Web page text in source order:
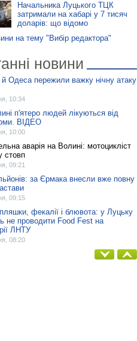
Начальника Луцького ТЦК
затримали на хабарі у 7 тисяч
доларів: що відомо
на тему "Вибір редактора"
новини
й Одеса пережили важку нічну атаку
10:34
п'ятеро людей лікуються від
ВІДЕО
10:00
аварія на Волині: мотоцикліст
стовп
09:21
за Єрмака внесли вже повну
09:15
фекалії і блювота: у Луцьку
не проводити Food Fest на
ЛНТУ
08:20